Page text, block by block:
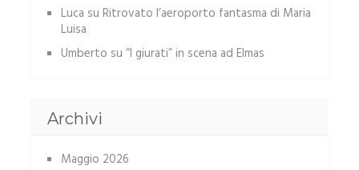
Luca su Ritrovato l’aeroporto fantasma di Maria
Luisa
Umberto su “I giurati” in scena ad Elmas
Archivi
Maggio 2026